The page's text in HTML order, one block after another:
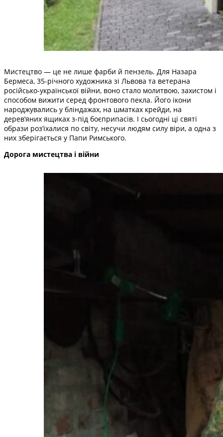
Мистецтво — це не лише фарби й пензель. Для Назара
Бермеса, 35-річного художника зі Львова та ветерана
російсько-української війни, воно стало молитвою, захистом і
способом вижити серед фронтового пекла. Його ікони
народжувались у бліндажах, на шматках крейди, на
дерев’яних ящиках з-під боєприпасів. І сьогодні ці святі
образи роз’їхалися по світу, несучи людям силу віри, а одна з
них зберігається у Папи Римського.
Дорога мистецтва і війни